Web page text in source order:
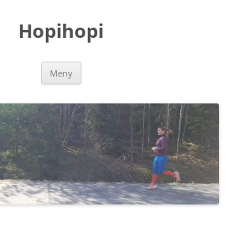
Hopihopi
Meny